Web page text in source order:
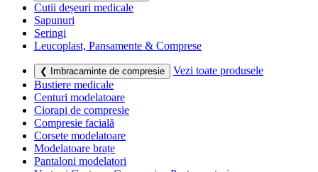
Cutii deșeuri medicale
Sapunuri
Seringi
Leucoplast, Pansamente & Comprese
❮ Imbracaminte de compresie
Vezi toate produsele
Bustiere medicale
Centuri modelatoare
Ciorapi de compresie
Compresie facială
Corsete modelatoare
Modelatoare brațe
Pantaloni modelatori